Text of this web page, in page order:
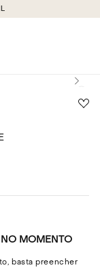
NO MOMENTO
basta preencher